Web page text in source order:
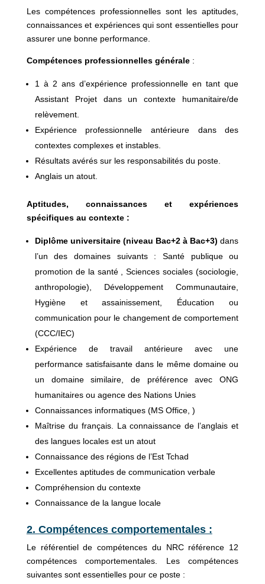
Les compétences professionnelles sont les aptitudes,
connaissances et expériences qui sont essentielles pour
assurer une bonne performance.
Compétences professionnelles générale:
1 à 2 ans d’expérience professionnelle en tant que
Assistant Projet dans un contexte humanitaire/de
relèvement.
Expérience professionnelle antérieure dans des
contextes complexes et instables.
Résultats avérés sur les responsabilités du poste.
Anglais un atout.
Aptitudes, connaissances et expériences
spécifiques au contexte :
Diplôme universitaire (niveau Bac+2 à Bac+3) dans
l’un des domaines suivants : Santé publique ou
promotion de la santé , Sciences sociales (sociologie,
anthropologie), Développement Communautaire,
Hygiène et assainissement, Éducation ou
communication pour le changement de comportement
(CCC/IEC)
Expérience de travail antérieure avec une
performance satisfaisante dans le même domaine ou
un domaine similaire, de préférence avec ONG
humanitaires ou agence des Nations Unies
Connaissances informatiques (MS Office, )
Maîtrise du français. La connaissance de l’anglais et
des langues locales est un atout
Connaissance des régions de l’Est Tchad
Excellentes aptitudes de communication verbale
Compréhension du contexte
Connaissance de la langue locale
2. Compétences comportementales :
Le référentiel de compétences du NRC référence 12
compétences comportementales. Les compétences
suivantes sont essentielles pour ce poste :